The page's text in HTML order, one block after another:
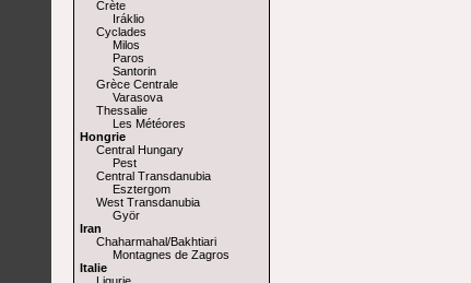
Crète
Iráklio
Cyclades
Milos
Paros
Santorin
Grèce Centrale
Varasova
Thessalie
Les Météores
Hongrie
Central Hungary
Pest
Central Transdanubia
Esztergom
West Transdanubia
Györ
Iran
Chaharmahal/Bakhtiari
Montagnes de Zagros
Italie